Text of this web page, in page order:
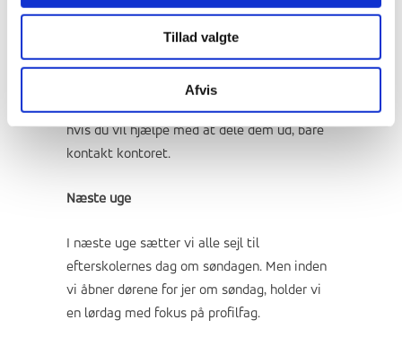
Tillad valgte
Afvis
Nyt Ranum Magasin
Vi har også fået udgivet årets Ranum
Magasin og vi syntes at du skal tage et kig
på dether. Vi sender gerne nogle magasiner,
hvis du vil hjælpe med at dele dem ud, bare
kontakt kontoret.
Næste uge
I næste uge sætter vi alle sejl til
efterskolernes dag om søndagen. Men inden
vi åbner dørene for jer om søndag, holder vi
en lørdag med fokus på profilfag.